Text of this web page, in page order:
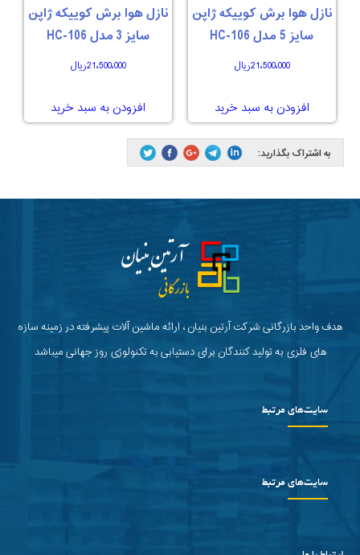
نازل هوا برش کوییکه ژاپن
سایز 5 مدل 106-HC
21،500،000ریال
افزودن به سبد خرید
نازل هوا برش کوییکه ژاپن
سایز 3 مدل 106-HC
21،500،000ریال
افزودن به سبد خرید
به اشتراک بگذارید:
هدف واحد بازرگانی شرکت آرتین بنیان ، ارائه ماشین آلات پیشرفته در زمینه سازه
های فلزی به تولید کنندگان برای دستیابی به تکنولوژی روز جهانی میباشد
سایت‌های مرتبط
سایت‌های مرتبط